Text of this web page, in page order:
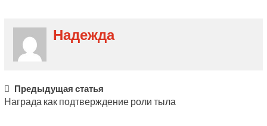
Надежда
Post
navigation
Предыдущая статья
Награда как подтверждение роли тыла